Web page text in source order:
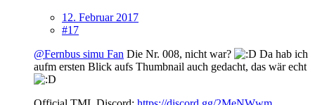
12. Februar 2017
#17
@Fernbus simu Fan Die Nr. 008, nicht war?
Da hab ich
aufm ersten Blick aufs Thumbnail auch gedacht, das wär echt